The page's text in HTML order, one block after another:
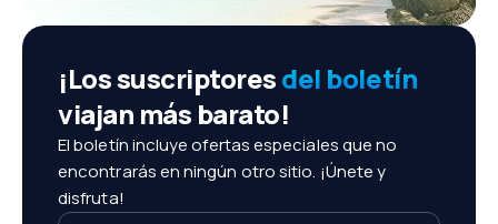
¡Los suscriptoresdel boletín
viajan más barato!
El boletín incluye ofertas especiales que no
encontrarás en ningún otro sitio. ¡Únete y
disfruta!